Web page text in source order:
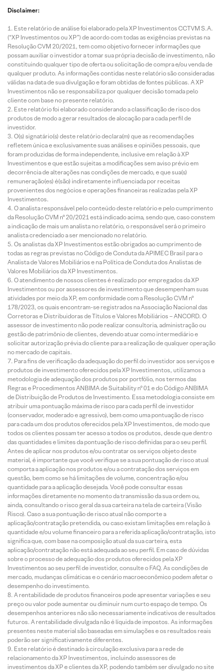
Disclaimer:
Este relatório de análise foi elaborado pela XP Investimentos CCTVM S.A.
(“XP Investimentos ou XP”) de acordo com todas as exigências previstas na
Resolução CVM 20/2021, tem como objetivo fornecer informações que
possam auxiliar o investidor a tomar sua própria decisão de investimento, não
constituindo qualquer tipo de oferta ou solicitação de compra e/ou venda de
qualquer produto. As informações contidas neste relatório são consideradas
válidas na data de sua divulgação e foram obtidas de fontes públicas. A XP
Investimentos não se responsabiliza por qualquer decisão tomada pelo
cliente com base no presente relatório.
Este relatório foi elaborado considerando a classificação de risco dos
produtos de modo a gerar resultados de alocação para cada perfil de
investidor.
O(s) signatário(s) deste relatório declara(m) que as recomendações
refletem única e exclusivamente suas análises e opiniões pessoais, que
foram produzidas de forma independente, inclusive em relação à XP
Investimentos e que estão sujeitas a modificações sem aviso prévio em
decorrência de alterações nas condições de mercado, e que sua(s)
remuneração(es) é(são) indiretamente influenciada por receitas
provenientes dos negócios e operações financeiras realizadas pela XP
Investimentos.
O analista responsável pelo conteúdo deste relatório e pelo cumprimento
da Resolução CVM nº 20/2021 está indicado acima, sendo que, caso constem
a indicação de mais um analista no relatório, o responsável será o primeiro
analista credenciado a ser mencionado no relatório.
Os analistas da XP Investimentos estão obrigados ao cumprimento de
todas as regras previstas no Código de Conduta da APIMEC Brasil para o
Analista de Valores Mobiliários e na Política de Conduta dos Analistas de
Valores Mobiliários da XP Investimentos.
O atendimento de nossos clientes é realizado por empregados da XP
Investimentos ou por assessores de investimento que desempenham suas
atividades por meio da XP, em conformidade com a Resolução CVM nº
178/2023, os quais encontram-se registrados na Associação Nacional das
Corretoras e Distribuidoras de Títulos e Valores Mobiliários – ANCORD. O
assessor de investimento não pode realizar consultoria, administração ou
gestão de patrimônio de clientes, devendo atuar como intermediário e
solicitar autorização prévia do cliente para a realização de qualquer operação
no mercado de capitais.
Para fins de verificação da adequação do perfil do investidor aos serviços e
produtos de investimento oferecidos pela XP Investimentos, utilizamos a
metodologia de adequação dos produtos por portfólio, nos termos das
Regras e Procedimentos ANBIMA de Suitability nº 01 e do Código ANBIMA
de Distribuição de Produtos de Investimento. Essa metodologia consiste em
atribuir uma pontuação máxima de risco para cada perfil de investidor
(conservador, moderado e agressivo), bem como uma pontuação de risco
para cada um dos produtos oferecidos pela XP Investimentos, de modo que
todos os clientes possam ter acesso a todos os produtos, desde que dentro
das quantidades e limites da pontuação de risco definidas para o seu perfil.
Antes de aplicar nos produtos e/ou contratar os serviços objeto deste
material, é importante que você verifique se a sua pontuação de risco atual
comporta a aplicação nos produtos e/ou a contratação dos serviços em
questão, bem como se há limitações de volume, concentração e/ou
quantidade para a aplicação desejada. Você pode consultar essas
informações diretamente no momento da transmissão da sua ordem ou,
ainda, consultando o risco geral da sua carteira na tela de carteira (Visão
Risco). Caso a sua pontuação de risco atual não comporte a
aplicação/contratação pretendida, ou caso existam limitações em relação à
quantidade e/ou volume financeiro para a referida aplicação/contratação, isto
significa que, com base na composição atual da sua carteira, esta
aplicação/contratação não está adequada ao seu perfil. Em caso de dúvidas
sobre o processo de adequação dos produtos oferecidos pela XP
Investimentos ao seu perfil de investidor, consulte o FAQ. As condições de
mercado, mudanças climáticas e o cenário macroeconômico podem afetar o
desempenho do investimento.
A rentabilidade de produtos financeiros pode apresentar variações e seu
preço ou valor pode aumentar ou diminuir num curto espaço de tempo. Os
desempenhos anteriores não são necessariamente indicativos de resultados
futuros. A rentabilidade divulgada não é líquida de impostos. As informações
presentes neste material são baseadas em simulações e os resultados reais
poderão ser significativamente diferentes.
Este relatório é destinado à circulação exclusiva para a rede de
relacionamento da XP Investimentos, incluindo assessores de
investimentos da XP e clientes da XP, podendo também ser divulgado no site